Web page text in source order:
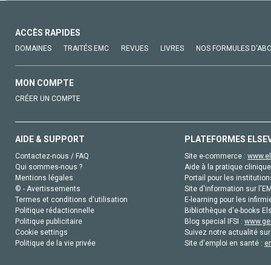
ACCÈS RAPIDES
DOMAINES TRAITÉS EMC REVUES LIVRES NOS FORMULES
MON COMPTE
CRÉER UN COMPTE
AIDE & SUPPORT
Contactez-nous / FAQ
Qui sommes-nous ?
Mentions légales
© - Avertissements
Termes et conditions d'utilisation
Politique rédactionnelle
Politique publicitaire
Cookie settings
Politique de la vie privée
PLATEFORMES
Site e-commerce :
Aide à la pratique
Portail pour les
Site d'information sur
E-learning pour les
Bibliothèque d'e-books
Blog special IFSI :
Suivez notre actualité
Site d'emploi en santé :